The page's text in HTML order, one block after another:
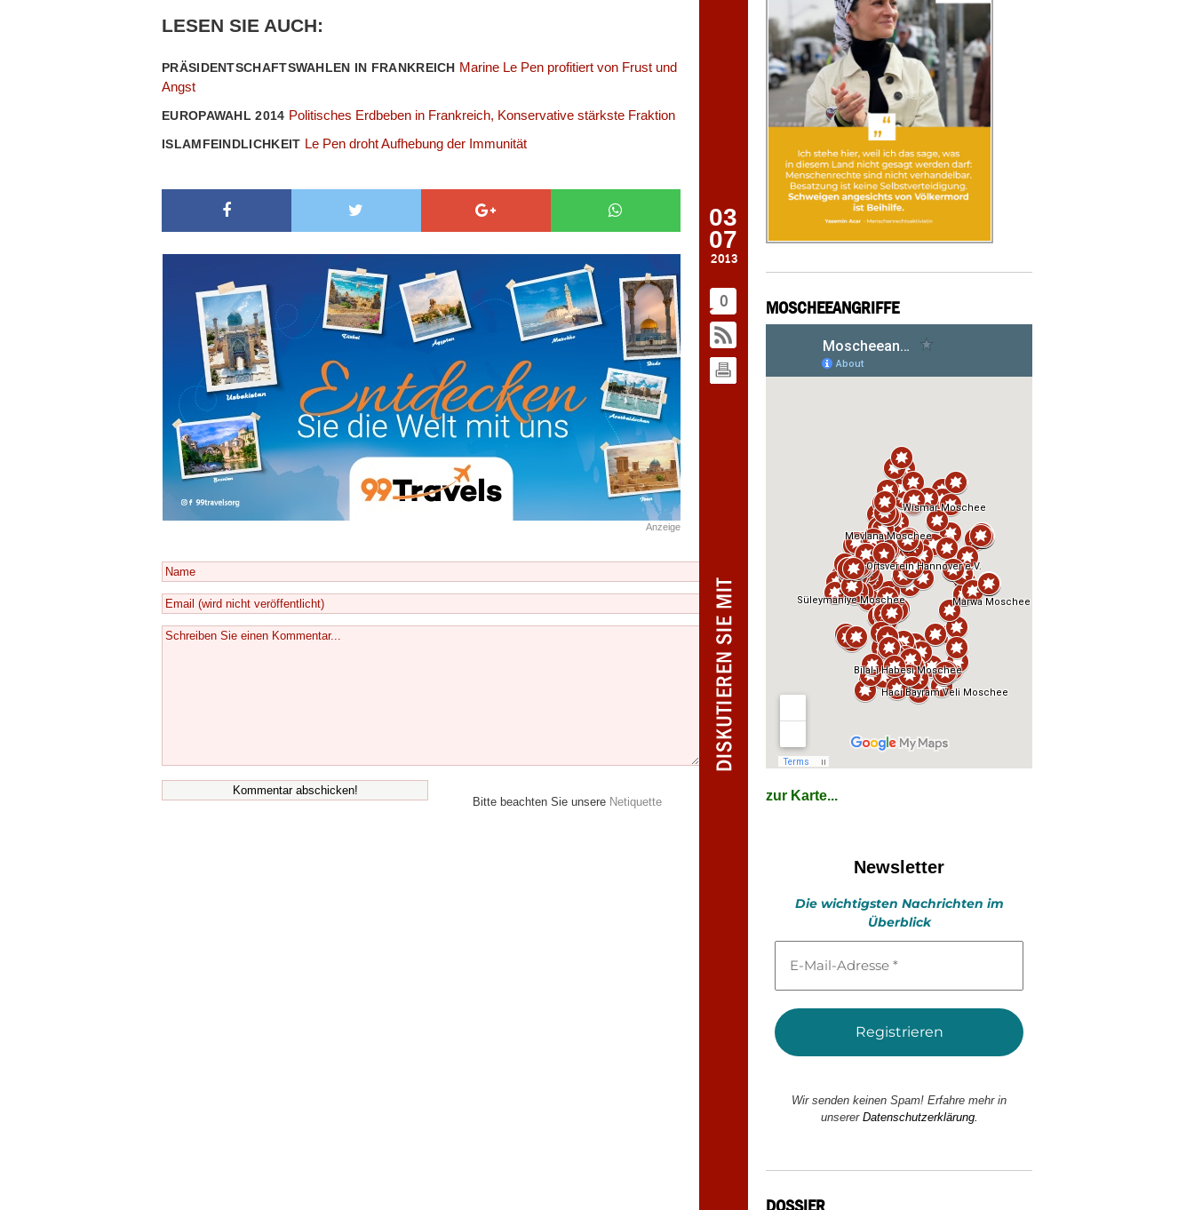
03
07
2013
0
LESEN SIE AUCH:
PRÄSIDENTSCHAFTSWAHLEN IN FRANKREICH Marine Le Pen profitiert von Frust und
Angst
EUROPAWAHL 2014 Politisches Erdbeben in Frankreich, Konservative stärkste Fraktion
ISLAMFEINDLICHKEIT Le Pen droht Aufhebung der Immunität
Anzeige
Bitte beachten Sie unsere Netiquette
MOSCHEEANGRIFFE
zur Karte...
Newsletter
Die wichtigsten Nachrichten im
Überblick
Mail-
*
Wir senden keinen Spam! Erfahre mehr in
unserer Datenschutzerklärung.
DOSSIER